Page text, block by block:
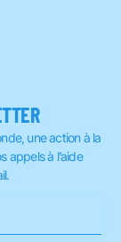
une action à la
appels à l’aide